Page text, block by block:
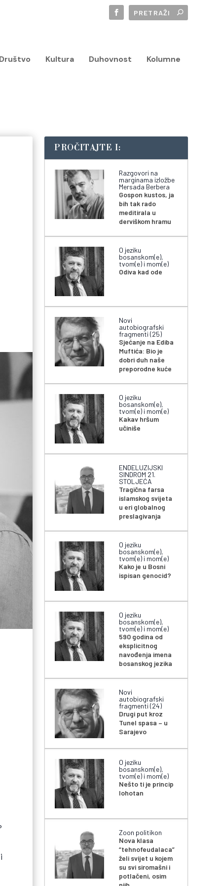
Kultura Duhovnost Kolumne
PROČITAJTE I:
Razgovori na
marginama izložbe
Mersada Berbera
Gospon kustos, ja
bih tak rado
meditirala u
derviškom hramu
O jeziku
bosanskom(e),
tvom(e) i mom(e)
Odiva kad ode
Novi
autobiografski
fragmenti (25)
Sjećanje na Ediba
Muftića: Bio je
dobri duh naše
preporodne kuće
O jeziku
bosanskom(e),
tvom(e) i mom(e)
Kakav hršum
učiniše
ENDELUZIJSKI
SINDROM 21.
STOLJEĆA
Tragična farsa
islamskog svijeta
u eri globalnog
preslagivanja
O jeziku
bosanskom(e),
tvom(e) i mom(e)
Kako je u Bosni
ispisan genocid?
O jeziku
bosanskom(e),
tvom(e) i mom(e)
590 godina od
eksplicitnog
navođenja imena
bosanskog jezika
Novi
autobiografski
fragmenti (24)
Drugi put kroz
Tunel spasa – u
Sarajevo
O jeziku
bosanskom(e),
tvom(e) i mom(e)
Nešto ti je princip
lohotan
Zoon politikon
Nova klasa
“tehnofeudalaca”
želi svijet u kojem
su svi siromašni i
potlačeni, osim